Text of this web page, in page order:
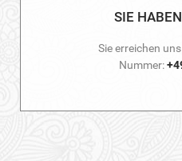
SIE
Sie erreichen
Nummer: